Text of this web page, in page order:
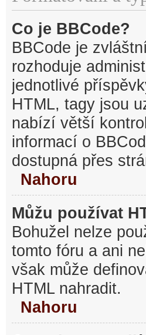
Co je BBCode?
BBCode je
rozhoduje
jednotlivé
HTML, tagy jsou
nabízí větší
informací o
dostupná přes
Nahoru
Můžu používat
Bohužel nelze
tomto fóru a ani
však může
HTML nahradit.
Nahoru